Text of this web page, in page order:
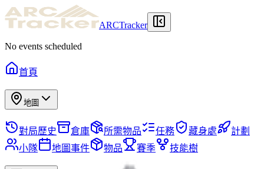
ARCTracker
No events scheduled
首頁
地圖
對局歷史 倉庫 所需物品 任務 藏身處
計劃
小隊
地圖事件 物品 賽季 技能樹